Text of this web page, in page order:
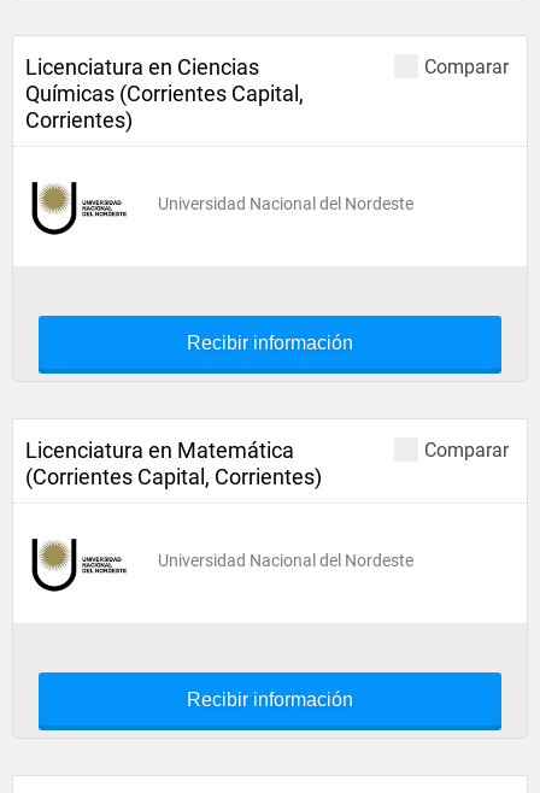
Comparar
Licenciatura en Ciencias
Químicas (Corrientes Capital,
Corrientes)
Universidad Nacional del Nordeste
Recibir información
Comparar
Licenciatura en Matemática
(Corrientes Capital, Corrientes)
Universidad Nacional del Nordeste
Recibir información